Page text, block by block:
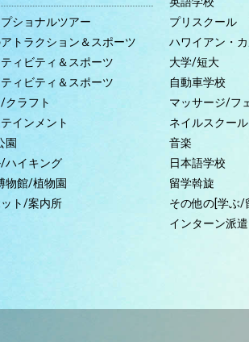
ショナルツアー
トラクション＆スポーツ
ィビティ＆スポーツ
ィビティ＆スポーツ
クラフト
インメント
園
/ハイキング
物館/植物園
ト/案内所
プリスクール
ハワイアン・
大学/短大
自動車学校
マッサージ/フ
ネイルスクール
音楽
日本語学校
留学斡旋
その他の[学ぶ/
インターン派遣